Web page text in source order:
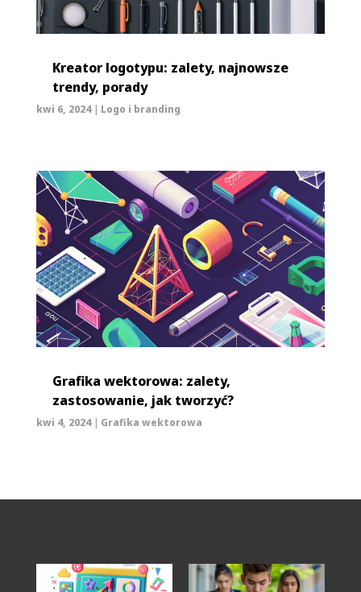
Kreator logotypu: zalety, najnowsze
trendy, porady
kwi 6, 2024| Logo i branding
Grafika wektorowa: zalety,
zastosowanie, jak tworzyć?
kwi 4, 2024| Grafika wektorowa